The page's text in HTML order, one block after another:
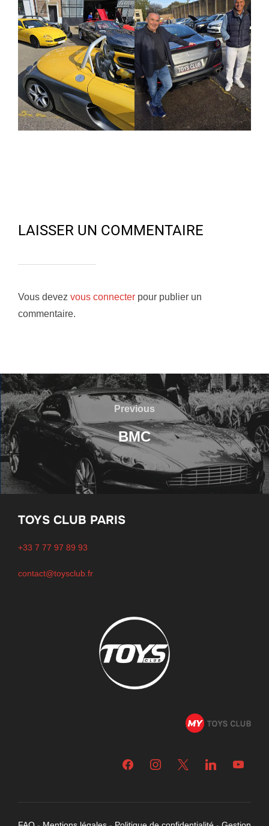
LAISSER UN COMMENTAIRE
Vous devez vous connecter pour publier un
commentaire.
Navigation
de
l’article
Previous
Previous
BMC
TOYS CLUB PARIS
+33 7 77 97 89 93
contact@toysclub.fr
facebookinstagram linkedin youtube